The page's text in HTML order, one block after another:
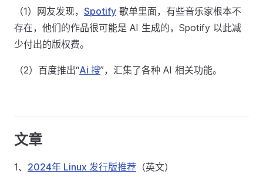
（1）网友发现， Spotify 歌单里面，有些音乐家根本不
存在，他们的作品很可能是 AI 生成的，Spotify 以此减
少付出的版权费。
（2）百度推出“Ai 搜”，汇集了各种 AI 相关功能。
文章
1、 2024年 Linux 发行版推荐 （英文）